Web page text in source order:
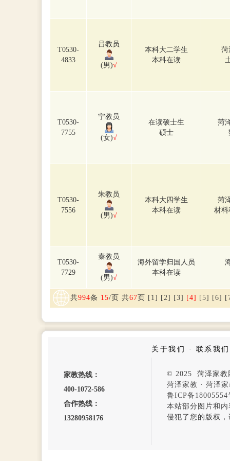
T0530-
4833
吕教员
(男)√
本科大二学生
本科在读
菏
T0530-
7755
宁教员
(女)√
在读硕士生
硕士
菏
T0530-
7556
朱教员
(男)√
本科大四学生
本科在读
菏
材料
T0530-
7729
秦教员
(男)√
海外留学归国人员
本科在读
共994条 15/页 共67页 [1] [2] [3] [4] [5] [6]
关于我们 · 联系我们
家教热线：
400-1072-586
合作热线：
13280958176
© 2025 菏泽家教
菏泽家教 · 菏泽
鲁ICP备18005554
本站部分图片和
侵犯了您的版权